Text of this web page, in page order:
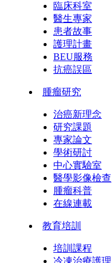
臨床科室
醫生專家
患者故事
護理計畫
BEU服務
抗癌誤區
腫瘤研究
治癌新理念
研究課題
專家論文
學術研討
中心實驗室
醫學影像檢查
腫瘤科普
在線連載
教育培訓
培訓課程
冷凍治療護理